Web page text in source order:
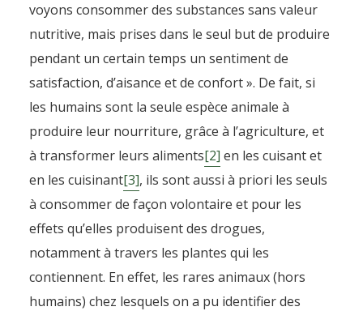
voyons consommer des substances sans valeur
nutritive, mais prises dans le seul but de produire
pendant un certain temps un sentiment de
satisfaction, d’aisance et de confort ». De fait, si
les humains sont la seule espèce animale à
produire leur nourriture, grâce à l’agriculture, et
à transformer leurs aliments[2] en les cuisant et
en les cuisinant[3], ils sont aussi à priori les seuls
à consommer de façon volontaire et pour les
effets qu’elles produisent des drogues,
notamment à travers les plantes qui les
contiennent. En effet, les rares animaux (hors
humains) chez lesquels on a pu identifier des